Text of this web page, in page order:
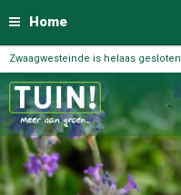
Home
Zwaagwesteinde is helaas gesloten